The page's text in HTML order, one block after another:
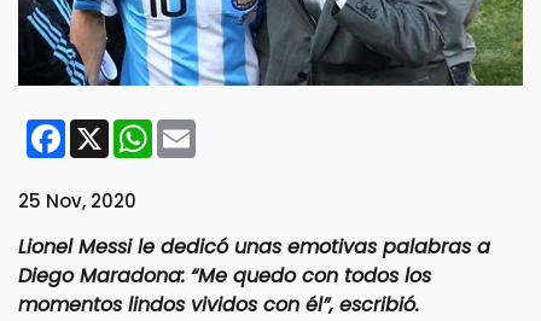
Facebook
X WhatsApp
Email
25 Nov, 2020
Lionel Messi le dedicó unas emotivas palabras a
Diego Maradona: “Me quedo con todos los
momentos lindos vividos con él”, escribió.